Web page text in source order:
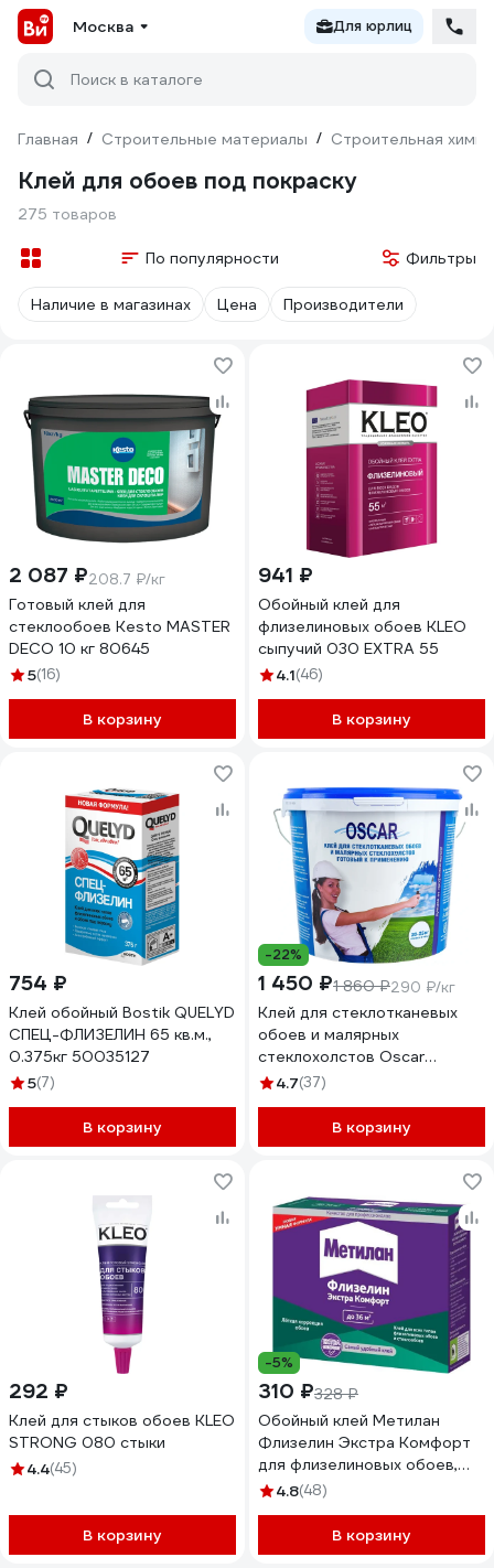
Москва Для юрлиц
Поиск в каталоге
Главная / Строительные материалы / Строительная химия
Клей для обоев под покраску
275 товаров
По популярности Фильтры
Наличие в магазинах Цена Производители
2 087 ₽208.7 ₽/кг
Готовый клей для
стеклообоев Kesto MASTER
DECO 10 кг 80645
5(16)
В корзину
941 ₽
Обойный клей для
флизелиновых обоев KLEO
сыпучий 030 EXTRA 55
4.1(46)
В корзину
754 ₽
Клей обойный Bostik QUELYD
СПЕЦ-ФЛИЗЕЛИН 65 кв.м.,
0.375кг 50035127
5(7)
В корзину
-22%
1 450 ₽1 860 ₽290 ₽/кг
Клей для стеклотканевых
обоев и малярных
стеклохолстов Oscar
готовый к применению,
4.7(37)
В корзину
292 ₽
Клей для стыков обоев KLEO
STRONG 080 стыки
4.4(45)
В корзину
-5%
310 ₽328 ₽
Обойный клей Метилан
Флизелин Экстра Комфорт
для флизелиновых обоев,
200 гр 3000295
4.8(48)
В корзину